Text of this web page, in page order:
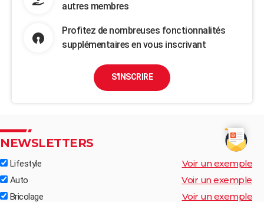
autres membres
Profitez de nombreuses fonctionnalités
supplémentaires en vous inscrivant
S'INSCRIRE
NEWSLETTERS
Lifestyle Voir un exemple
Auto Voir un exemple
Bricolage Voir un exemple